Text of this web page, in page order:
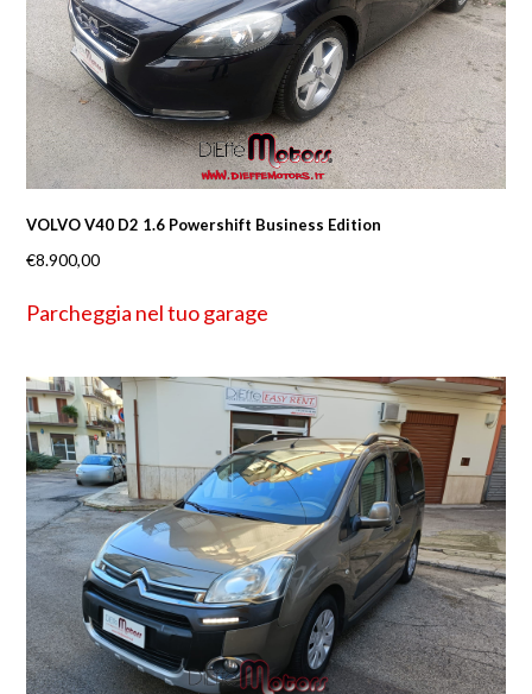
VOLVO V40 D2 1.6 Powershift Business Edition
€8.900,00
Parcheggia nel tuo garage